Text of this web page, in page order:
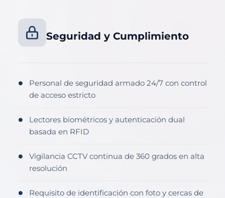
Seguridad y Cumplimiento
●
Personal de seguridad armado 24/7 con control
de acceso estricto
●
Lectores biométricos y autenticación dual
basada en RFID
●
Vigilancia CCTV continua de 360 grados en alta
resolución
●
Requisito de identificación con foto y cercas de